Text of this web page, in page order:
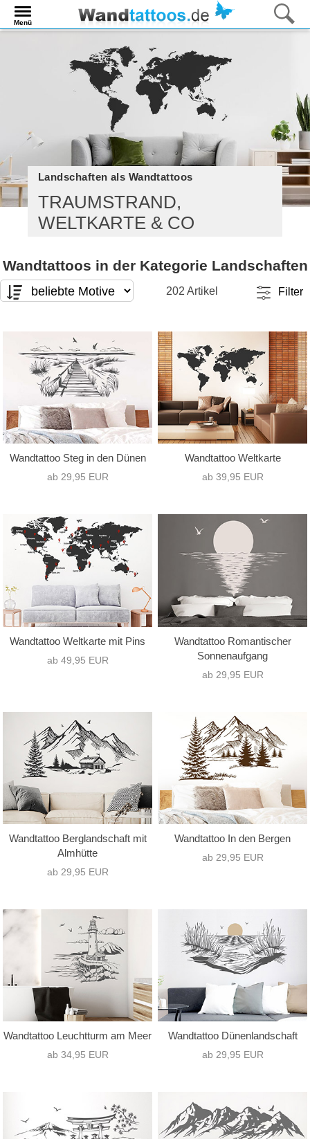
Menü
Landschaften als Wandtattoos
TRAUMSTRAND,
WELTKARTE & CO
Wandtattoos in der Kategorie Landschaften
202 Artikel Filter
nur Text
(2)
nur Motiv(158)
Text mit Motiv (42)
Hochformat(22)
Querformat (171)
Quadrat(9)
Wandtattoo Steg in den Dünen
ab 29,95 EUR
Wandtattoo Weltkarte
ab 39,95 EUR
Wandtattoo Weltkarte mit Pins
ab 49,95 EUR
Wandtattoo Romantischer
Sonnenaufgang
ab 29,95 EUR
Wandtattoo Berglandschaft mit
Almhütte
ab 29,95 EUR
Wandtattoo In den Bergen
ab 29,95 EUR
Wandtattoo Leuchtturm am Meer
ab 34,95 EUR
Wandtattoo Dünenlandschaft
ab 29,95 EUR